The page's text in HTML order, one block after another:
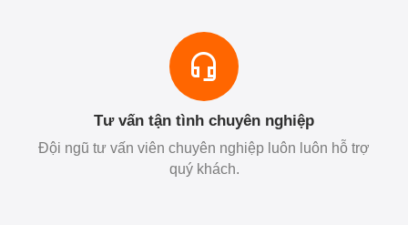
Tư vấn tận tình chuyên nghiệp
Đội ngũ tư vấn viên chuyên nghiệp luôn luôn hỗ trợ
quý khách.